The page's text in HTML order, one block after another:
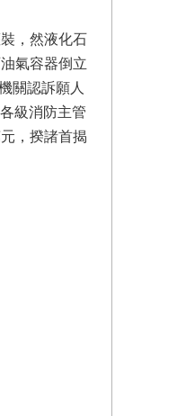
，然液化石
氣容器倒立
關認訴願人
級消防主管
，揆諸首揭